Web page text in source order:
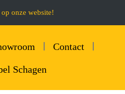
onze website!
Contact
Schagen